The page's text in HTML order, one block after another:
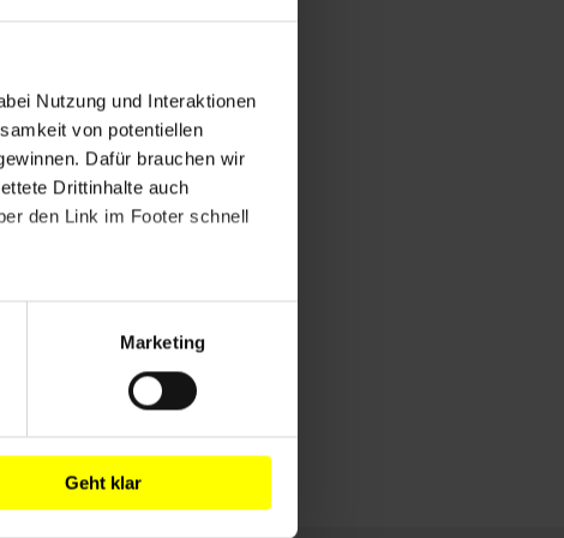
Nutzung und Interaktionen
von potentiellen
Dafür brauchen wir
Drittinhalte auch
den Link im Footer schnell
Marketing
Geht klar